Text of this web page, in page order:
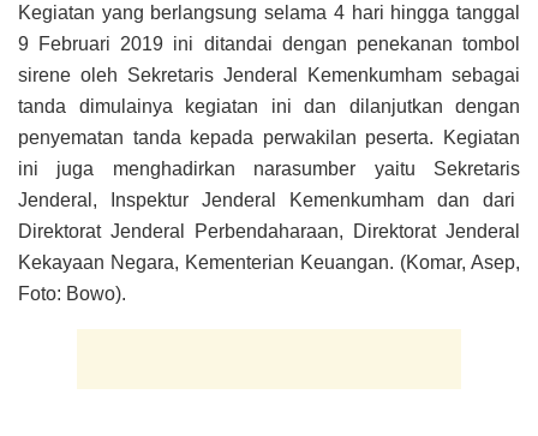
Kegiatan yang berlangsung selama 4 hari hingga tanggal
9 Februari 2019 ini ditandai dengan penekanan tombol
sirene oleh Sekretaris Jenderal Kemenkumham sebagai
tanda dimulainya kegiatan ini dan dilanjutkan dengan
penyematan tanda kepada perwakilan peserta. Kegiatan
ini juga menghadirkan narasumber yaitu Sekretaris
Jenderal, Inspektur Jenderal Kemenkumham dan dari
Direktorat Jenderal Perbendaharaan, Direktorat Jenderal
Kekayaan Negara, Kementerian Keuangan. (Komar, Asep,
Foto: Bowo).